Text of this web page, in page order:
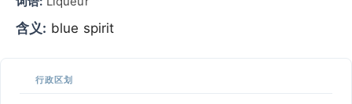
含义: blue spirit
行政区划